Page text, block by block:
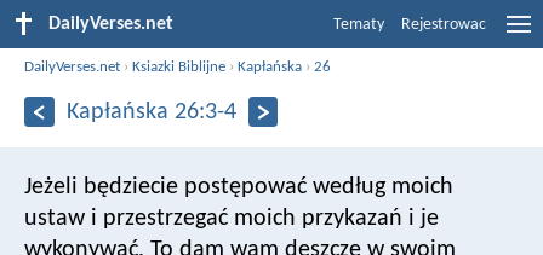
DailyVerses.net Tematy Rejestrowac
DailyVerses.net ›Ksiazki Biblijne ›Kapłańska ›26
Kapłańska 26:3-4
Jeżeli będziecie postępować według moich
ustaw i przestrzegać moich przykazań i je
wykonywać, To dam wam deszcze w swoim